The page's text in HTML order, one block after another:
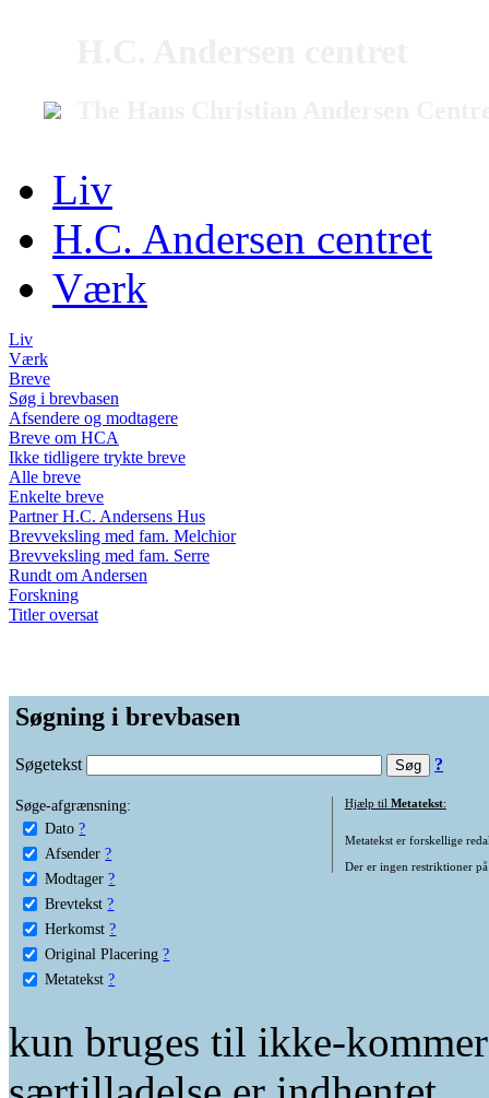
Liv
H.C. Andersen centret
Værk
Liv
Værk
Breve
Søg i brevbasen
Afsendere og modtagere
Breve om HCA
Ikke tidligere trykte breve
Alle breve
Enkelte breve
Partner H.C. Andersens Hus
Brevveksling med fam. Melchior
Brevveksling med fam. Serre
Rundt om Andersen
Forskning
Titler oversat
Søgning i brevbasen
Søgetekst ?
Søge-afgrænsning:
Dato ?
Afsender ?
Modtager ?
Brevtekst ?
Herkomst ?
Original Placering ?
Metatekst ?
Hjælp til Metatekst:
Metatekst er forskellige
Der er ingen restriktioner
kun bruges til ikke-